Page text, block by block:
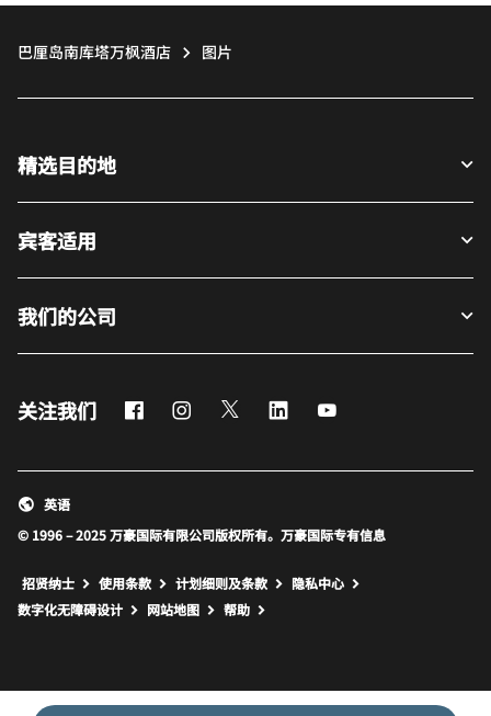
巴厘岛南库塔万枫酒店 图片
精选目的地
宾客适用
我们的公司
关注我们 FacebookInstagram
Twitter LinkedIn
© 1996 – 2025 万豪国际有限公司版权所有。万豪国际专有信息
英语
招贤纳士 使用条款 计划细则及条款
隐私中心
数字化无障碍设计
网站地图 打开新窗口
帮助